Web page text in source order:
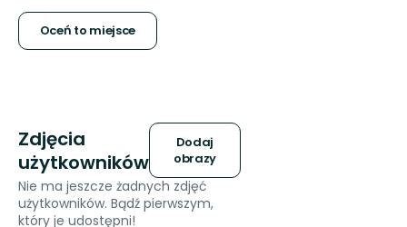
gwiazdek
Oceń to miejsce
Zdjęcia
użytkowników
Dodaj
obrazy
Nie ma jeszcze żadnych zdjęć
użytkowników. Bądź pierwszym,
który je udostępni!